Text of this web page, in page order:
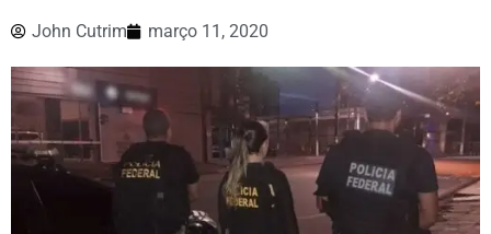
John Cutrim março 11, 2020